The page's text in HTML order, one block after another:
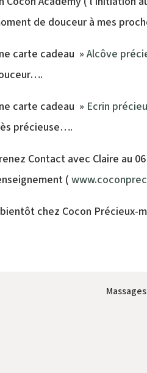
de douceur à mes
carte cadeau »Alcôve
carte cadeau » Ecrin
précieuse….
Contact avec Claire au
(
chez Cocon Précieux-